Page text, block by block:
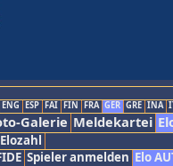
ENG ESP FAI FIN FRA GER GRE INA
Galerie Meldekartei
Spieler anmelden Elo